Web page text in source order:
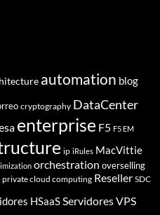
automation blog
cryptography DataCenter
enterprise F5 F5 EM
ip iRules MacVittie
orchestration overselling
private cloud computing Reseller SDC
HSaaSServidores VPS